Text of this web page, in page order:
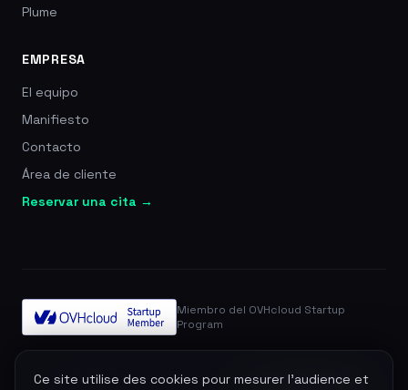
Ce site utilise des cookies pour mesurer l'audience et
Plume
EMPRESA
El equipo
Manifiesto
Contacto
Área de cliente
Reservar una cita →
Miembro del OVHcloud Startup
Program
© 2026 Zevra. Todos los derechos reservados.